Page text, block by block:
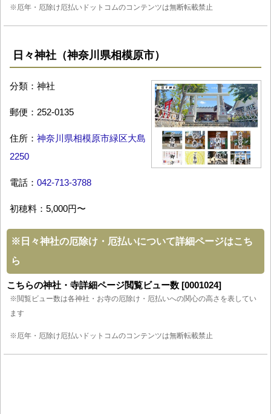
※厄年・厄除け厄払いドットコムのコンテンツは無断転載禁止
日々神社（神奈川県相模原市）
分類：神社
郵便：252-0135
住所： 神奈川県相模原市緑区大島
2250
電話： 042-713-3788
初穂料：5,000円〜
※ 日々神社の厄除け・厄払いについて詳細ページはこち
ら
こちらの神社・寺詳細ページ閲覧ビュー数 [0001024]
※閲覧ビュー数は各神社・お寺の厄除け・厄払いへの関心の高さを表してい
ます
※厄年・厄除け厄払いドットコムのコンテンツは無断転載禁止